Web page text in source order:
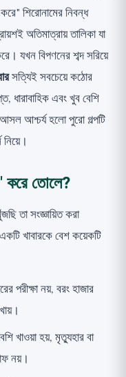
সুরক্ষা
মস্তিষ্ক
এবং স্বাস্থ্যকর চর্বি
করে" শিরোনামের নিবন্ধ
অতিমাত্রায় তালিকা যা
যখন বিপণনের শব্দ সরিয়ে
সত্যিই সবচেয়ে কঠোর
ধারাবাহিক এবং খুব বেশি
আশ্চর্য হলো পুরো গল্পটি
করে তোলে?
তা সংজ্ঞায়িত করা
খাবারকে বেশ কয়েকটি
পরীক্ষা নয়, বরং হাজার
খাওয়া হয়, মৃত্যুহার বা
নয়।